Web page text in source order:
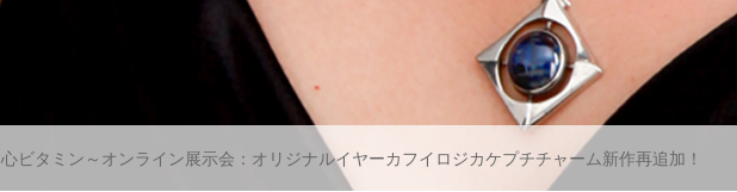
心ビタミン～オンライン展示会：オリジナルイヤーカフイロジカケプチチャーム新作再追加！